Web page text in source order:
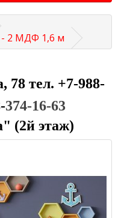
- 2 МДФ 1,6 м
78 тел. +7-988-
374-16-63
(2й этаж)